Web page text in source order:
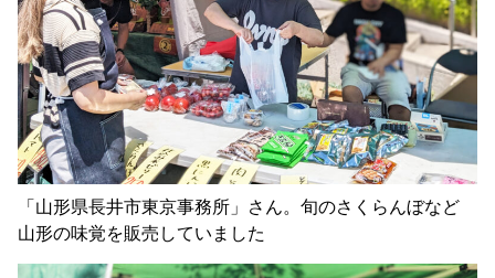
「山形県長井市東京事務所」さん。旬のさくらんぼなど
山形の味覚を販売していました